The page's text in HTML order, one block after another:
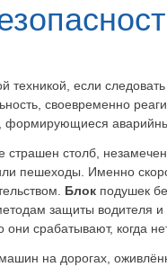
техникой, если
своевременно
формирующиеся
страшен столб,
пешеходы. Именно
Блок подушек
защиты водителя
срабатывают, когда
на дорогах,